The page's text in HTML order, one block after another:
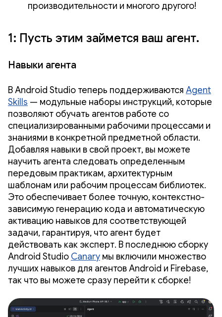
производительности и многого другого!
1: Пусть этим займется ваш агент.
Навыки агента
В Android Studio теперь поддерживаются Agent
Skills — модульные наборы инструкций, которые
позволяют обучать агентов работе со
специализированными рабочими процессами и
знаниями в конкретной предметной области.
Добавляя навыки в свой проект, вы можете
научить агента следовать определенным
передовым практикам, архитектурным
шаблонам или рабочим процессам библиотек.
Это обеспечивает более точную, контекстно-
зависимую генерацию кода и автоматическую
активацию навыков для соответствующей
задачи, гарантируя, что агент будет
действовать как эксперт. В последнюю сборку
Android Studio Canary мы включили множество
лучших навыков для агентов Android и Firebase,
так что вы можете сразу перейти к сборке!